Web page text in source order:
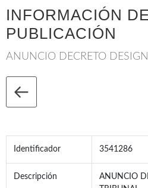
INFORMACIÓN
PUBLICACIÓN
ANUNCIO DECRETO
Identificador 3541286
Descripción
ANUNCIO